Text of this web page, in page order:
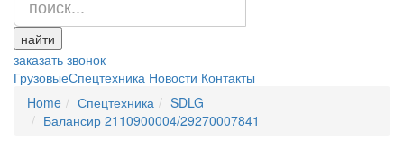
найти
заказать звонок
ГрузовыеСпецтехника Новости Контакты
Home
Спецтехника
SDLG
Балансир 2110900004/29270007841